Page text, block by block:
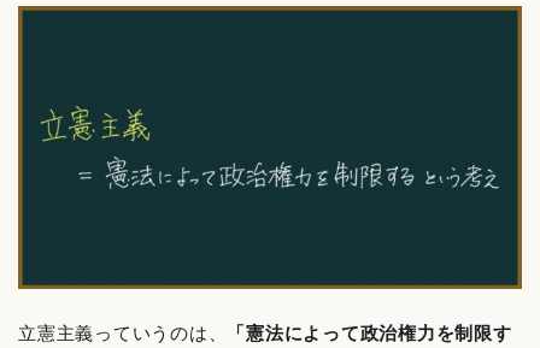
立憲主義っていうのは、
「憲法によって政治権力を制限す